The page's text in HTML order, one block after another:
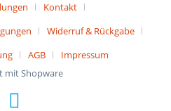
Kontakt
Widerruf & Rückgabe
AGB
Impressum
mit Shopware